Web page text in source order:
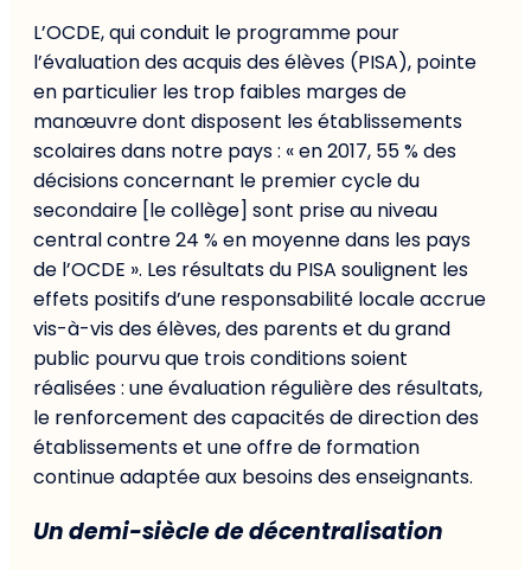
L’OCDE, qui conduit le programme pour
l’évaluation des acquis des élèves (PISA), pointe
en particulier les trop faibles marges de
manœuvre dont disposent les établissements
scolaires dans notre pays : « en 2017, 55 % des
décisions concernant le premier cycle du
secondaire [le collège] sont prise au niveau
central contre 24 % en moyenne dans les pays
de l’OCDE ». Les résultats du PISA soulignent les
effets positifs d’une responsabilité locale accrue
vis-à-vis des élèves, des parents et du grand
public pourvu que trois conditions soient
réalisées : une évaluation régulière des résultats,
le renforcement des capacités de direction des
établissements et une offre de formation
continue adaptée aux besoins des enseignants.
Un demi-siècle de décentralisation